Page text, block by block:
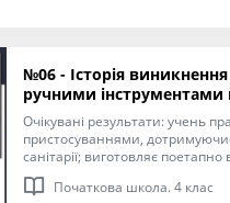
№06 - Історія
ручними інструментами
Очікувані результати: учень
пристосуваннями,
санітарії; виготовляє
здійснює розмітку ліній на
за допомогою шаблонів або
Початкова школа. 4 клас